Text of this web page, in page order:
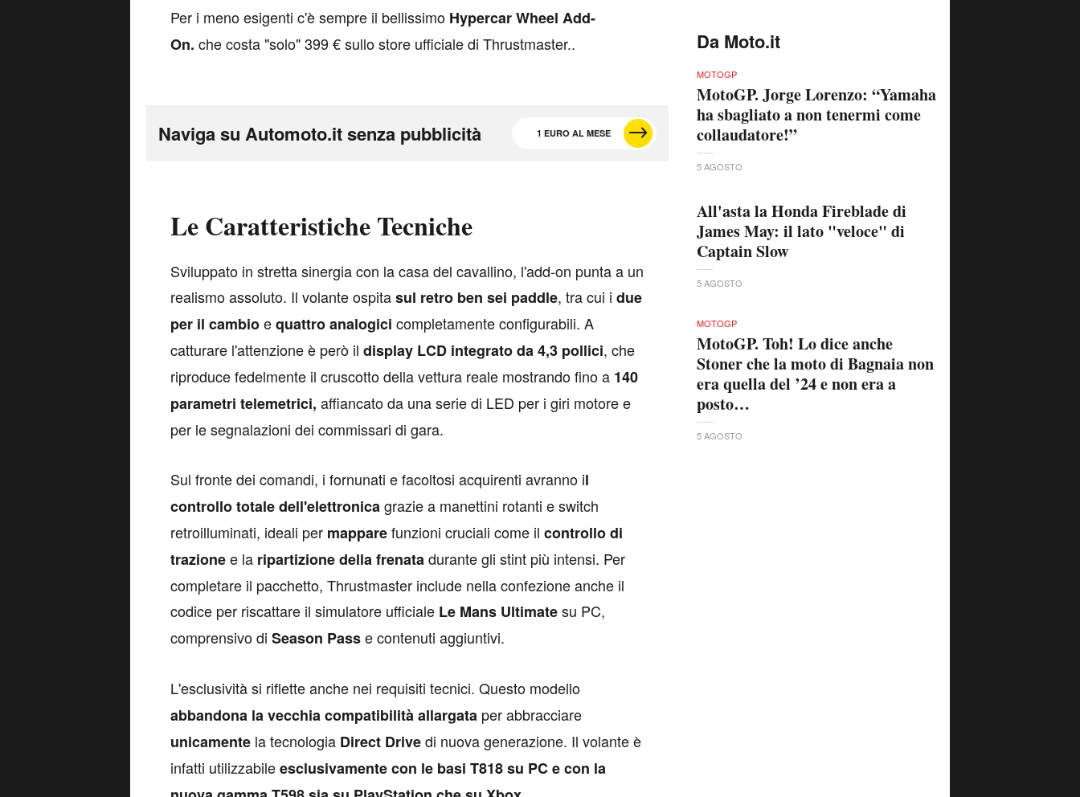
Per i meno esigenti c'è sempre il bellissimo Hypercar Wheel Add-
On. che costa "solo" 399 € sullo store ufficiale di Thrustmaster..
Naviga su Automoto.it senza pubblicità 1 EURO AL MESE
Le Caratteristiche Tecniche
Sviluppato in stretta sinergia con la casa del cavallino, l'add-on punta a un
realismo assoluto. Il volante ospitasul retro ben sei paddle, tra cui i due
per il cambioequattro analogici completamente configurabili. A
catturare l'attenzione è però il display LCD integrato da 4,3 pollici, che
riproduce fedelmente il cruscotto della vettura reale mostrando fino a 140
parametri telemetrici, affiancato da una serie di LED per i giri motore e
per le segnalazioni dei commissari di gara.
Sul fronte dei comandi, i fornunati e facoltosi acquirenti avranno il
controllo totale dell'elettronicagrazie a manettini rotanti e switch
retroilluminati, ideali per mapparefunzioni cruciali come il controllo di
trazionee la ripartizione della frenatadurante gli stint più intensi. Per
completare il pacchetto, Thrustmaster include nella confezione anche il
codice per riscattare il simulatore ufficiale Le Mans Ultimatesu PC,
comprensivo di Season Passe contenuti aggiuntivi.
L'esclusività si riflette anche nei requisiti tecnici. Questo modello
abbandona la vecchia compatibilità allargata per abbracciare
unicamente la tecnologia Direct Drivedi nuova generazione. Il volante è
infatti utilizzabileesclusivamente con le basi T818 su PC e con la
Da Moto.it
MOTOGP
MotoGP. Jorge Lorenzo: “Yamaha
ha sbagliato a non tenermi come
collaudatore!”
5 AGOSTO
All'asta la Honda Fireblade di
James May: il lato "veloce" di
Captain Slow
5 AGOSTO
MOTOGP
MotoGP. Toh! Lo dice anche
Stoner che la moto di Bagnaia non
era quella del ’24 e non era a
posto…
5 AGOSTO